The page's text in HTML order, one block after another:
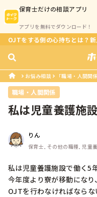
保育士だけの相談アプリ
アプリを無料でダウンロード！
OJTをする側の心持ちとは？
お悩み相談 「職場・人間関
職場・人間関係
私は児童養護施
りん
保育士, その他の職種, 児童
私は児童養護施設で働く5
今年度より寮が移動になり
OJTを行わなければならな